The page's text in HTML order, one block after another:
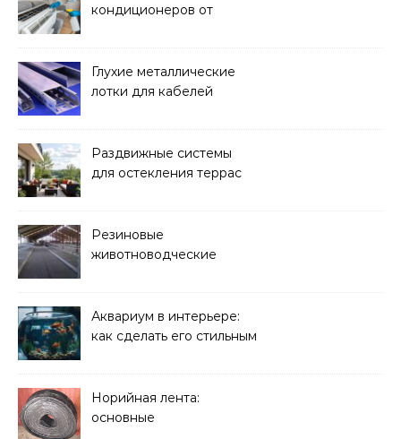
кондиционеров от
Глухие металлические
лотки для кабелей
Раздвижные системы
для остекления террас
Резиновые
животноводческие
решать
Аквариум в интерьере:
как сделать его стильным
Норийная лента:
основные